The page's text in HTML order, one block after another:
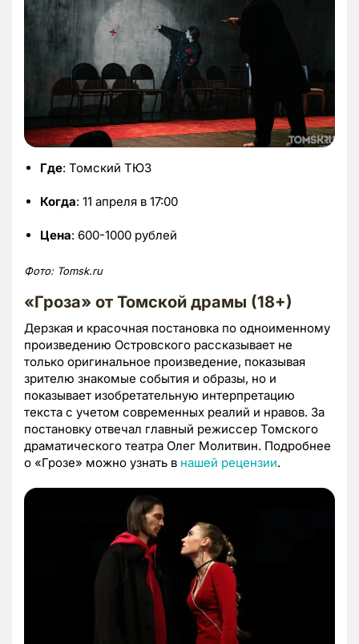
Где: Томский ТЮЗ
Когда: 11 апреля в 17:00
Цена: 600-1000 рублей
Фото: Tomsk.ru
«Гроза» от Томской драмы (18+)
Дерзкая и красочная постановка по одноименному
произведению Островского рассказывает не
только оригинальное произведение, показывая
зрителю знакомые события и образы, но и
показывает изобретательную интерпретацию
текста с учетом современных реалий и нравов. За
постановку отвечал главный режиссер Томского
драматического театра Олег Молитвин. Подробнее
о «Грозе» можно узнать в нашей рецензии.